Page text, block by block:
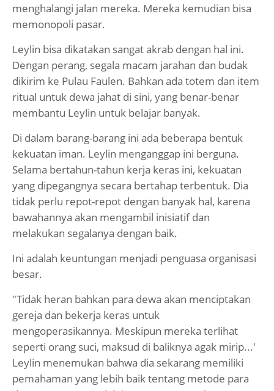
menghalangi jalan mereka. Mereka kemudian bisa
memonopoli pasar.
Leylin bisa dikatakan sangat akrab dengan hal ini.
Dengan perang, segala macam jarahan dan budak
dikirim ke Pulau Faulen. Bahkan ada totem dan item
ritual untuk dewa jahat di sini, yang benar-benar
membantu Leylin untuk belajar banyak.
Di dalam barang-barang ini ada beberapa bentuk
kekuatan iman. Leylin menganggap ini berguna.
Selama bertahun-tahun kerja keras ini, kekuatan
yang dipegangnya secara bertahap terbentuk. Dia
tidak perlu repot-repot dengan banyak hal, karena
bawahannya akan mengambil inisiatif dan
melakukan segalanya dengan baik.
Ini adalah keuntungan menjadi penguasa organisasi
besar.
"Tidak heran bahkan para dewa akan menciptakan
gereja dan bekerja keras untuk
mengoperasikannya. Meskipun mereka terlihat
seperti orang suci, maksud di baliknya agak mirip...'
Leylin menemukan bahwa dia sekarang memiliki
pemahaman yang lebih baik tentang metode para